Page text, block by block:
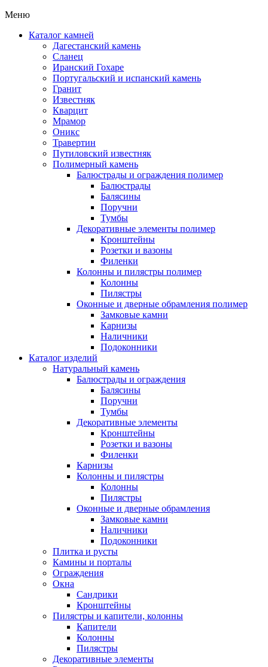
Меню
Каталог камней
Дагестанский камень
Сланец
Иранский Гохаре
Португальский и испанский камень
Гранит
Известняк
Кварцит
Мрамор
Оникс
Травертин
Путиловский известняк
Полимерный камень
Балюстрады и ограждения полимер
Балюстрады
Балясины
Поручни
Тумбы
Декоративные элементы полимер
Кронштейны
Розетки и вазоны
Филенки
Колонны и пилястры полимер
Колонны
Пилястры
Оконные и дверные обрамления полимер
Замковые камни
Карнизы
Наличники
Подоконники
Каталог изделий
Натуральный камень
Балюстрады и ограждения
Балясины
Поручни
Тумбы
Декоративные элементы
Кронштейны
Розетки и вазоны
Филенки
Карнизы
Колонны и пилястры
Колонны
Пилястры
Оконные и дверные обрамления
Замковые камни
Наличники
Подоконники
Плитка и русты
Камины и порталы
Ограждения
Окна
Сандрики
Кронштейны
Пилястры и капители, колонны
Капители
Колонны
Пилястры
Декоративные элементы